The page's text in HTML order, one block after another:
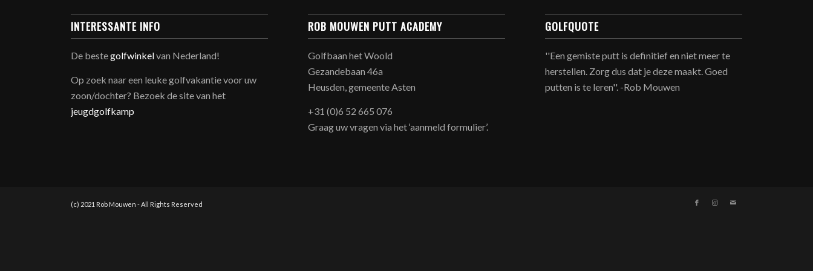
INTERESSANTE INFO
De bestegolfwinkelvan Nederland!
Op zoek naar een leuke golfvakantie voor uw
zoon/dochter? Bezoek de site van het
jeugdgolfkamp
ROB MOUWEN PUTT ACADEMY
Golfbaan het Woold
Gezandebaan 46a
Heusden, gemeente Asten
+31 (0)6 52 665 076
Graag uw vragen via het ‘aanmeld formulier’.
GOLFQUOTE
''Een gemiste putt is definitief en niet meer te
herstellen. Zorg dus dat je deze maakt. Goed
putten is te leren''. -Rob Mouwen
(c) 2021 Rob Mouwen - All Rights Reserved